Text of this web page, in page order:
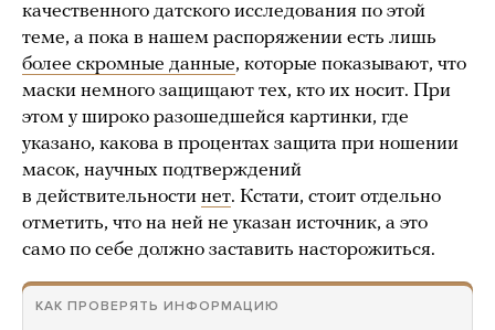
качественного датского исследования по этой
теме, а пока в нашем распоряжении есть лишь
более скромные данные, которые показывают, что
маски немного защищают тех, кто их носит. При
этом у широко разошедшейся картинки, где
указано, какова в процентах защита при ношении
масок, научных подтверждений
в действительности нет. Кстати, стоит отдельно
отметить, что на ней не указан источник, а это
само по себе должно заставить насторожиться.
КАК ПРОВЕРЯТЬ ИНФОРМАЦИЮ